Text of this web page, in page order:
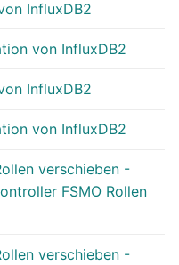
InfluxDB2
von InfluxDB2
InfluxDB2
von InfluxDB2
verschieben -
FSMO Rollen
verschieben -